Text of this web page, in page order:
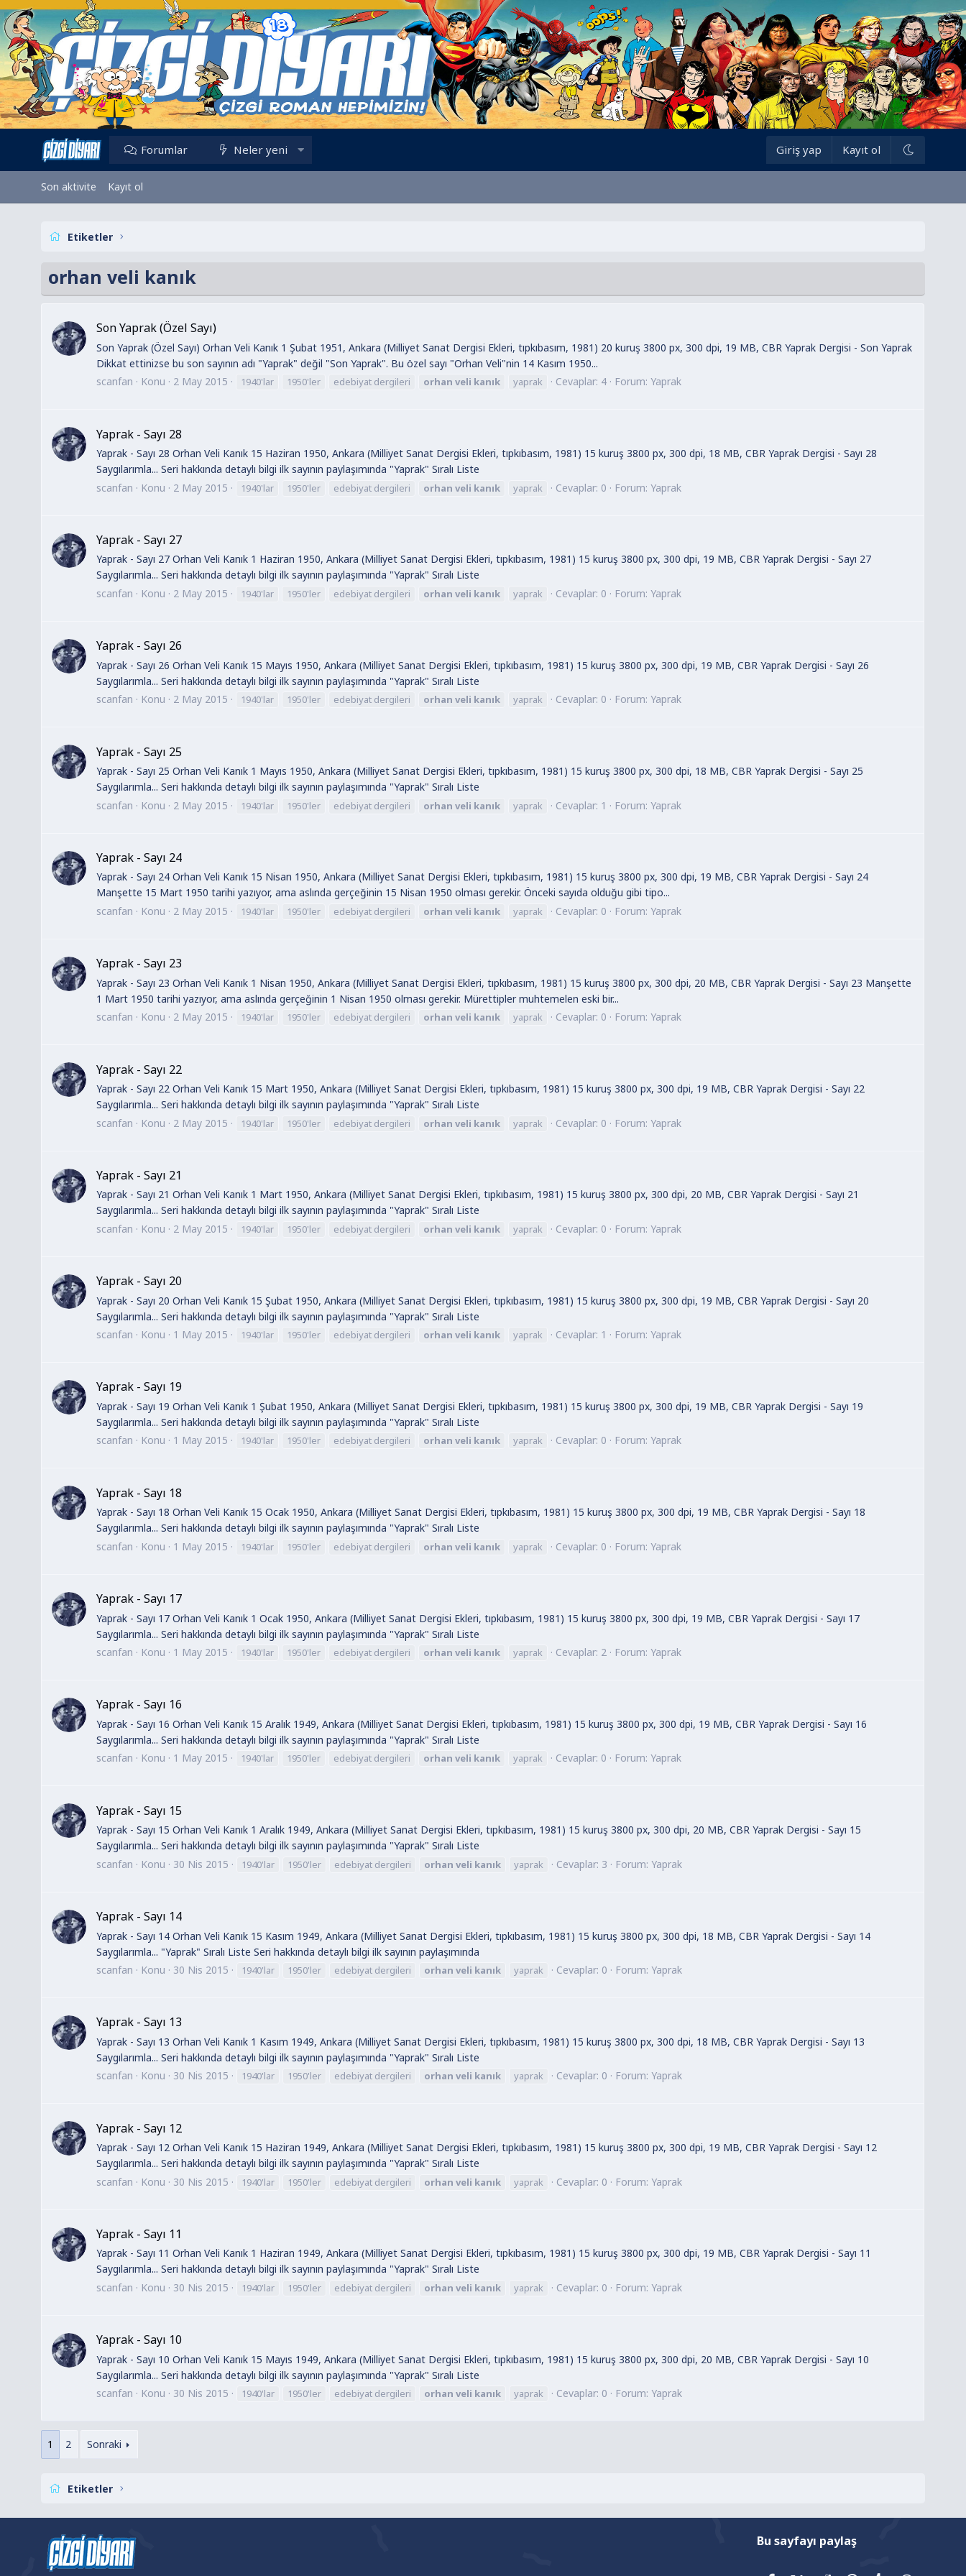
Forumlar Neler yeni Giriş yap Kayıt ol
Son aktivite Kayıt ol
Etiketler
orhan veli kanık
Son Yaprak (Özel Sayı)
Son Yaprak (Özel Sayı) Orhan Veli Kanık 1 Şubat 1951, Ankara (Milliyet Sanat Dergisi Ekleri, tıpkıbasım, 1981) 20 kuruş 3800 px, 300 dpi, 19 MB, CBR Yaprak Dergisi - Son Yaprak
Dikkat ettinizse bu son sayının adı "Yaprak" değil "Son Yaprak". Bu özel sayı "Orhan Veli"nin 14 Kasım 1950...
scanfan
Konu 2 May 2015 1940'lar 1950'ler edebiyat dergileri orhan veli kanık yaprak Cevaplar: 4 Forum:Yaprak
Yaprak - Sayı 28
Yaprak - Sayı 28 Orhan Veli Kanık 15 Haziran 1950, Ankara (Milliyet Sanat Dergisi Ekleri, tıpkıbasım, 1981) 15 kuruş 3800 px, 300 dpi, 18 MB, CBR Yaprak Dergisi - Sayı 28
Saygılarımla... Seri hakkında detaylı bilgi ilk sayının paylaşımında "Yaprak" Sıralı Liste
scanfan
Konu 2 May 2015 1940'lar 1950'ler edebiyat dergileri orhan veli kanık yaprak Cevaplar: 0 Forum:Yaprak
Yaprak - Sayı 27
Yaprak - Sayı 27 Orhan Veli Kanık 1 Haziran 1950, Ankara (Milliyet Sanat Dergisi Ekleri, tıpkıbasım, 1981) 15 kuruş 3800 px, 300 dpi, 19 MB, CBR Yaprak Dergisi - Sayı 27
Saygılarımla... Seri hakkında detaylı bilgi ilk sayının paylaşımında "Yaprak" Sıralı Liste
scanfan
Konu 2 May 2015 1940'lar 1950'ler edebiyat dergileri orhan veli kanık yaprak Cevaplar: 0 Forum:Yaprak
Yaprak - Sayı 26
Yaprak - Sayı 26 Orhan Veli Kanık 15 Mayıs 1950, Ankara (Milliyet Sanat Dergisi Ekleri, tıpkıbasım, 1981) 15 kuruş 3800 px, 300 dpi, 19 MB, CBR Yaprak Dergisi - Sayı 26
Saygılarımla... Seri hakkında detaylı bilgi ilk sayının paylaşımında "Yaprak" Sıralı Liste
scanfan
Konu 2 May 2015 1940'lar 1950'ler edebiyat dergileri orhan veli kanık yaprak Cevaplar: 0 Forum:Yaprak
Yaprak - Sayı 25
Yaprak - Sayı 25 Orhan Veli Kanık 1 Mayıs 1950, Ankara (Milliyet Sanat Dergisi Ekleri, tıpkıbasım, 1981) 15 kuruş 3800 px, 300 dpi, 18 MB, CBR Yaprak Dergisi - Sayı 25
Saygılarımla... Seri hakkında detaylı bilgi ilk sayının paylaşımında "Yaprak" Sıralı Liste
scanfan
Konu 2 May 2015 1940'lar 1950'ler edebiyat dergileri orhan veli kanık yaprak Cevaplar: 1 Forum:Yaprak
Yaprak - Sayı 24
Yaprak - Sayı 24 Orhan Veli Kanık 15 Nisan 1950, Ankara (Milliyet Sanat Dergisi Ekleri, tıpkıbasım, 1981) 15 kuruş 3800 px, 300 dpi, 19 MB, CBR Yaprak Dergisi - Sayı 24
Manşette 15 Mart 1950 tarihi yazıyor, ama aslında gerçeğinin 15 Nisan 1950 olması gerekir. Önceki sayıda olduğu gibi tipo...
scanfan
Konu 2 May 2015 1940'lar 1950'ler edebiyat dergileri orhan veli kanık yaprak Cevaplar: 0 Forum:Yaprak
Yaprak - Sayı 23
Yaprak - Sayı 23 Orhan Veli Kanık 1 Nisan 1950, Ankara (Milliyet Sanat Dergisi Ekleri, tıpkıbasım, 1981) 15 kuruş 3800 px, 300 dpi, 20 MB, CBR Yaprak Dergisi - Sayı 23 Manşette
1 Mart 1950 tarihi yazıyor, ama aslında gerçeğinin 1 Nisan 1950 olması gerekir. Mürettipler muhtemelen eski bir...
scanfan
Konu 2 May 2015 1940'lar 1950'ler edebiyat dergileri orhan veli kanık yaprak Cevaplar: 0 Forum:Yaprak
Yaprak - Sayı 22
Yaprak - Sayı 22 Orhan Veli Kanık 15 Mart 1950, Ankara (Milliyet Sanat Dergisi Ekleri, tıpkıbasım, 1981) 15 kuruş 3800 px, 300 dpi, 19 MB, CBR Yaprak Dergisi - Sayı 22
Saygılarımla... Seri hakkında detaylı bilgi ilk sayının paylaşımında "Yaprak" Sıralı Liste
scanfan
Konu 2 May 2015 1940'lar 1950'ler edebiyat dergileri orhan veli kanık yaprak Cevaplar: 0 Forum:Yaprak
Yaprak - Sayı 21
Yaprak - Sayı 21 Orhan Veli Kanık 1 Mart 1950, Ankara (Milliyet Sanat Dergisi Ekleri, tıpkıbasım, 1981) 15 kuruş 3800 px, 300 dpi, 20 MB, CBR Yaprak Dergisi - Sayı 21
Saygılarımla... Seri hakkında detaylı bilgi ilk sayının paylaşımında "Yaprak" Sıralı Liste
scanfan
Konu 2 May 2015 1940'lar 1950'ler edebiyat dergileri orhan veli kanık yaprak Cevaplar: 0 Forum:Yaprak
Yaprak - Sayı 20
Yaprak - Sayı 20 Orhan Veli Kanık 15 Şubat 1950, Ankara (Milliyet Sanat Dergisi Ekleri, tıpkıbasım, 1981) 15 kuruş 3800 px, 300 dpi, 19 MB, CBR Yaprak Dergisi - Sayı 20
Saygılarımla... Seri hakkında detaylı bilgi ilk sayının paylaşımında "Yaprak" Sıralı Liste
scanfan
Konu 1 May 2015 1940'lar 1950'ler edebiyat dergileri orhan veli kanık yaprak Cevaplar: 1 Forum:Yaprak
Yaprak - Sayı 19
Yaprak - Sayı 19 Orhan Veli Kanık 1 Şubat 1950, Ankara (Milliyet Sanat Dergisi Ekleri, tıpkıbasım, 1981) 15 kuruş 3800 px, 300 dpi, 19 MB, CBR Yaprak Dergisi - Sayı 19
Saygılarımla... Seri hakkında detaylı bilgi ilk sayının paylaşımında "Yaprak" Sıralı Liste
scanfan
Konu 1 May 2015 1940'lar 1950'ler edebiyat dergileri orhan veli kanık yaprak Cevaplar: 0 Forum:Yaprak
Yaprak - Sayı 18
Yaprak - Sayı 18 Orhan Veli Kanık 15 Ocak 1950, Ankara (Milliyet Sanat Dergisi Ekleri, tıpkıbasım, 1981) 15 kuruş 3800 px, 300 dpi, 19 MB, CBR Yaprak Dergisi - Sayı 18
Saygılarımla... Seri hakkında detaylı bilgi ilk sayının paylaşımında "Yaprak" Sıralı Liste
scanfan
Konu 1 May 2015 1940'lar 1950'ler edebiyat dergileri orhan veli kanık yaprak Cevaplar: 0 Forum:Yaprak
Yaprak - Sayı 17
Yaprak - Sayı 17 Orhan Veli Kanık 1 Ocak 1950, Ankara (Milliyet Sanat Dergisi Ekleri, tıpkıbasım, 1981) 15 kuruş 3800 px, 300 dpi, 19 MB, CBR Yaprak Dergisi - Sayı 17
Saygılarımla... Seri hakkında detaylı bilgi ilk sayının paylaşımında "Yaprak" Sıralı Liste
scanfan
Konu 1 May 2015 1940'lar 1950'ler edebiyat dergileri orhan veli kanık yaprak Cevaplar: 2 Forum:Yaprak
Yaprak - Sayı 16
Yaprak - Sayı 16 Orhan Veli Kanık 15 Aralık 1949, Ankara (Milliyet Sanat Dergisi Ekleri, tıpkıbasım, 1981) 15 kuruş 3800 px, 300 dpi, 19 MB, CBR Yaprak Dergisi - Sayı 16
Saygılarımla... Seri hakkında detaylı bilgi ilk sayının paylaşımında "Yaprak" Sıralı Liste
scanfan
Konu 1 May 2015 1940'lar 1950'ler edebiyat dergileri orhan veli kanık yaprak Cevaplar: 0 Forum:Yaprak
Yaprak - Sayı 15
Yaprak - Sayı 15 Orhan Veli Kanık 1 Aralık 1949, Ankara (Milliyet Sanat Dergisi Ekleri, tıpkıbasım, 1981) 15 kuruş 3800 px, 300 dpi, 20 MB, CBR Yaprak Dergisi - Sayı 15
Saygılarımla... Seri hakkında detaylı bilgi ilk sayının paylaşımında "Yaprak" Sıralı Liste
scanfan
Konu 30 Nis 2015 1940'lar 1950'ler edebiyat dergileri orhan veli kanık yaprak Cevaplar: 3 Forum:Yaprak
Yaprak - Sayı 14
Yaprak - Sayı 14 Orhan Veli Kanık 15 Kasım 1949, Ankara (Milliyet Sanat Dergisi Ekleri, tıpkıbasım, 1981) 15 kuruş 3800 px, 300 dpi, 18 MB, CBR Yaprak Dergisi - Sayı 14
Saygılarımla... "Yaprak" Sıralı Liste Seri hakkında detaylı bilgi ilk sayının paylaşımında
scanfan
Konu 30 Nis 2015 1940'lar 1950'ler edebiyat dergileri orhan veli kanık yaprak Cevaplar: 0 Forum:Yaprak
Yaprak - Sayı 13
Yaprak - Sayı 13 Orhan Veli Kanık 1 Kasım 1949, Ankara (Milliyet Sanat Dergisi Ekleri, tıpkıbasım, 1981) 15 kuruş 3800 px, 300 dpi, 18 MB, CBR Yaprak Dergisi - Sayı 13
Saygılarımla... Seri hakkında detaylı bilgi ilk sayının paylaşımında "Yaprak" Sıralı Liste
scanfan
Konu 30 Nis 2015 1940'lar 1950'ler edebiyat dergileri orhan veli kanık yaprak Cevaplar: 0 Forum:Yaprak
Yaprak - Sayı 12
Yaprak - Sayı 12 Orhan Veli Kanık 15 Haziran 1949, Ankara (Milliyet Sanat Dergisi Ekleri, tıpkıbasım, 1981) 15 kuruş 3800 px, 300 dpi, 19 MB, CBR Yaprak Dergisi - Sayı 12
Saygılarımla... Seri hakkında detaylı bilgi ilk sayının paylaşımında "Yaprak" Sıralı Liste
scanfan
Konu 30 Nis 2015 1940'lar 1950'ler edebiyat dergileri orhan veli kanık yaprak Cevaplar: 0 Forum:Yaprak
Yaprak - Sayı 11
Yaprak - Sayı 11 Orhan Veli Kanık 1 Haziran 1949, Ankara (Milliyet Sanat Dergisi Ekleri, tıpkıbasım, 1981) 15 kuruş 3800 px, 300 dpi, 19 MB, CBR Yaprak Dergisi - Sayı 11
Saygılarımla... Seri hakkında detaylı bilgi ilk sayının paylaşımında "Yaprak" Sıralı Liste
scanfan
Konu 30 Nis 2015 1940'lar 1950'ler edebiyat dergileri orhan veli kanık yaprak Cevaplar: 0 Forum:Yaprak
Yaprak - Sayı 10
Yaprak - Sayı 10 Orhan Veli Kanık 15 Mayıs 1949, Ankara (Milliyet Sanat Dergisi Ekleri, tıpkıbasım, 1981) 15 kuruş 3800 px, 300 dpi, 20 MB, CBR Yaprak Dergisi - Sayı 10
Saygılarımla... Seri hakkında detaylı bilgi ilk sayının paylaşımında "Yaprak" Sıralı Liste
scanfan
Konu 30 Nis 2015 1940'lar 1950'ler edebiyat dergileri orhan veli kanık yaprak Cevaplar: 0 Forum:Yaprak
1 2 Sonraki
Etiketler
Bu sayfayı paylaş